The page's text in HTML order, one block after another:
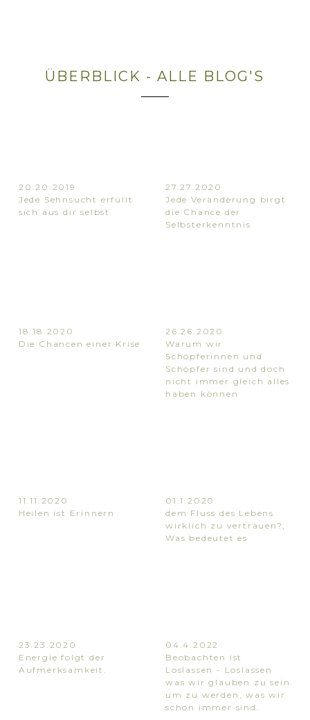
ÜBERBLICK - ALLE BLOG'S
20.20.2019
Jede Sehnsucht erfüllt
sich aus dir selbst
27.27.2020
Jede Veränderung birgt
die Chance der
Selbsterkenntnis
18.18.2020
Die Chancen einer Krise
26.26.2020
Warum wir
Schöpferinnen und
Schöpfer sind und doch
nicht immer gleich alles
haben können
11.11.2020
Heilen ist Erinnern
01.1.2020
dem Fluss des Lebens
wirklich zu vertrauen? ,
Was bedeutet es
23.23.2020
Energie folgt der
Aufmerksamkeit.
04.4.2022
Beobachten ist
Loslassen - Loslassen
was wir glauben zu sein
um zu werden ,was wir
schon immer sind.